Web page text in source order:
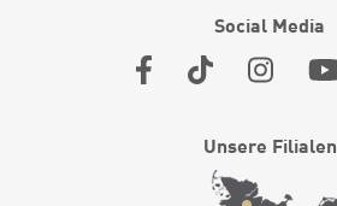
Social Media
Unsere Filialen